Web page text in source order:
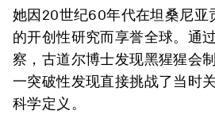
她因20世纪60年代在坦桑尼亚
的开创性研究而享誉全球。通
察，古道尔博士发现黑猩猩会
一突破性发现直接挑战了当时
科学定义。